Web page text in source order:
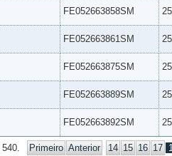
FE052663858SM
FE052663861SM
FE052663875SM
FE052663889SM
FE052663892SM
Primeiro Anterior 14 15 16 17